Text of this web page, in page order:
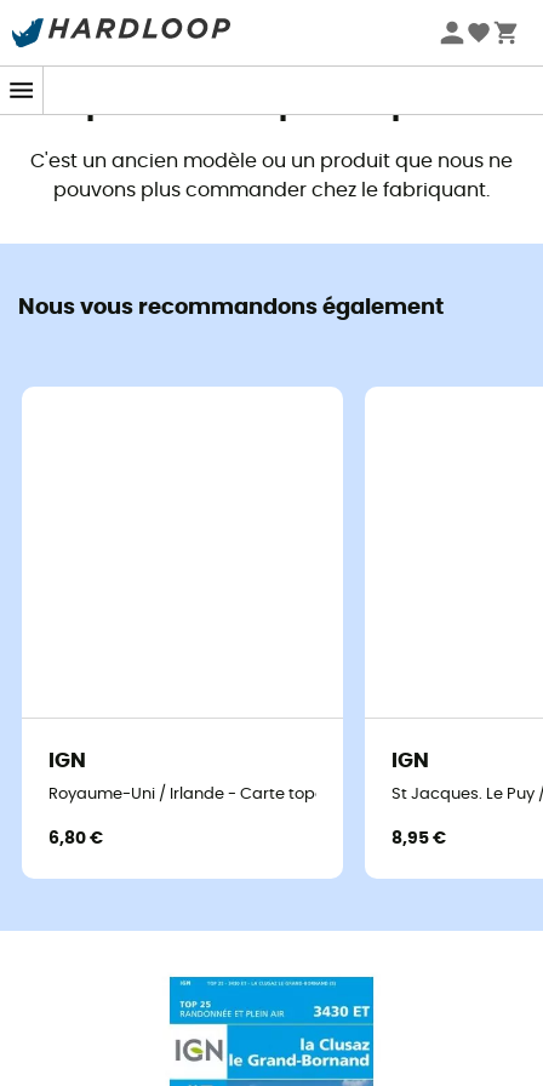
Promos d'été 🔥 -5 % EXTRA dès 2 produits* code Summer5
C'est un ancien modèle ou un produit que nous ne
pouvons plus commander chez le fabriquant.
Nous vous recommandons également
IGN
Royaume-Uni / Irlande - Carte topographique
6,80 €
IGN
St Jacques. Le
8,95 €